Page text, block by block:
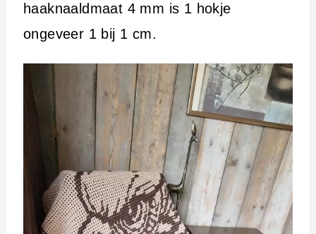
haaknaaldmaat 4 mm is 1 hokje
ongeveer 1 bij 1 cm.